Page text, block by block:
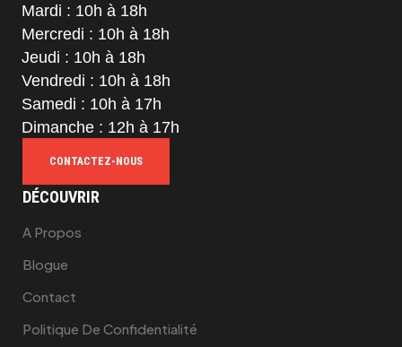
Mardi : 10h à 18h
Mercredi : 10h à 18h
Jeudi : 10h à 18h
Vendredi : 10h à 18h
Samedi : 10h à 17h
Dimanche : 12h à 17h
CONTACTEZ-NOUS
DÉCOUVRIR
A Propos
Blogue
Contact
Politique De Confidentialité